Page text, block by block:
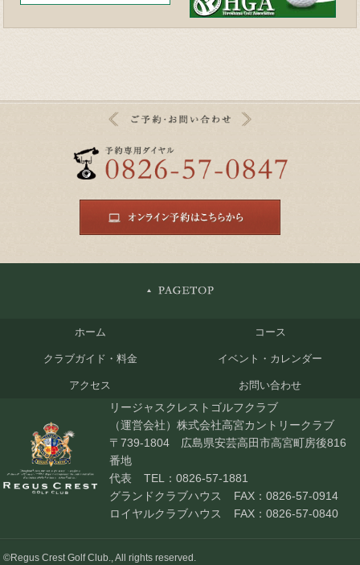
ホーム コース
クラブガイド・料金 イベント・カレンダー
アクセス お問い合わせ
リージャスクレストゴルフクラブ
（運営会社）株式会社高宮カントリークラブ
〒739-1804 広島県安芸高田市高宮町房後816
番地
代表
TEL：0826-57-1881
グランドクラブハウス
FAX：0826-57-0914
ロイヤルクラブハウス
FAX：0826-57-0840
©Regus Crest Golf Club., All rights reserved.